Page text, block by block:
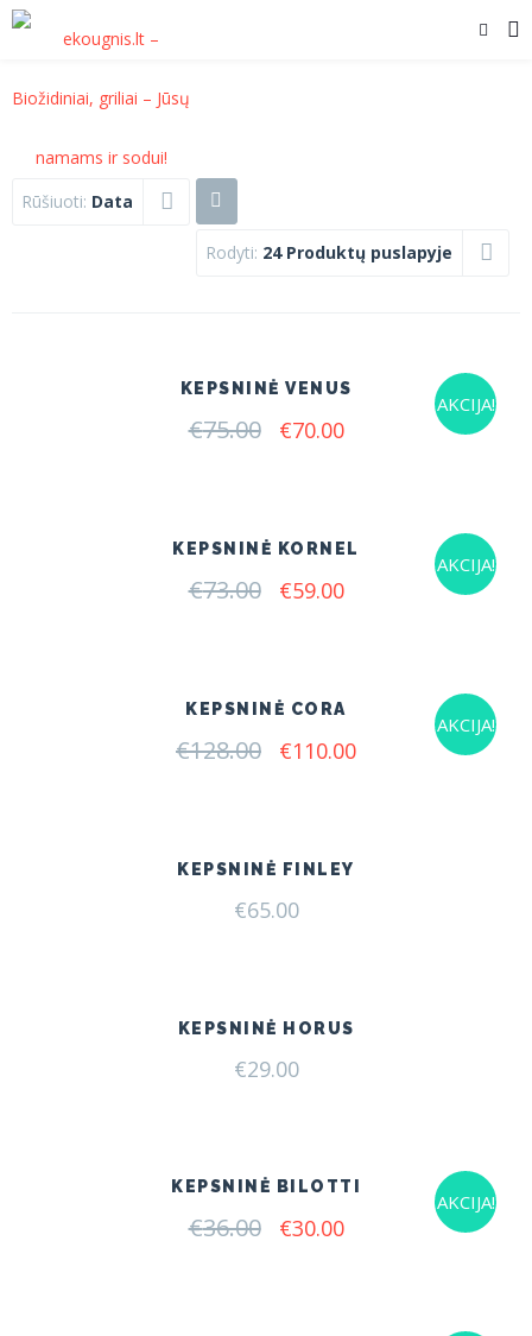
Rūšiuoti: Data
Rodyti: 24 Produktų puslapyje
AKCIJA!
KEPSNINĖ VENUS
€75.00 Original
€70.00Current
AKCIJA!
KEPSNINĖ KORNEL
€73.00 Original
€59.00Current
AKCIJA!
KEPSNINĖ CORA
€128.00 Original
€110.00Current
KEPSNINĖ FINLEY
€65.00
KEPSNINĖ HORUS
€29.00
AKCIJA!
KEPSNINĖ BILOTTI
€36.00 Original
€30.00Current